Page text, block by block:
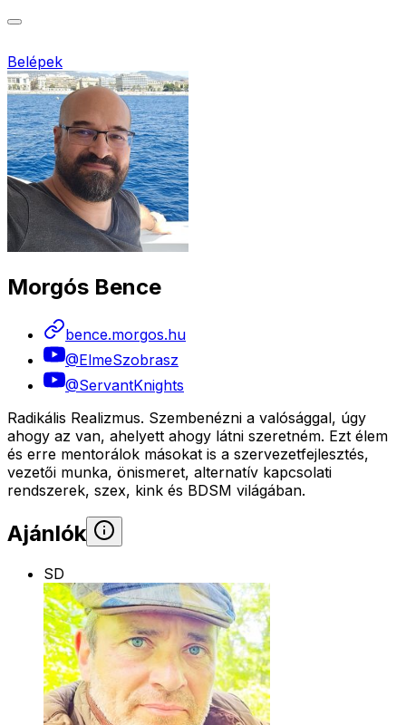
Belépek
Morgós Bence
bence.morgos.hu
@ElmeSzobrasz
@ServantKnights
Radikális Realizmus. Szembenézni a valósággal, úgy
ahogy az van, ahelyett ahogy látni szeretném. Ezt élem
és erre mentorálok másokat is a szervezetfejlesztés,
vezetői munka, önismeret, alternatív kapcsolati
rendszerek, szex, kink és BDSM világában.
Ajánlók
SD